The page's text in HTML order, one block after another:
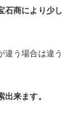
石商により少し
違う場合は違う
出来ます。